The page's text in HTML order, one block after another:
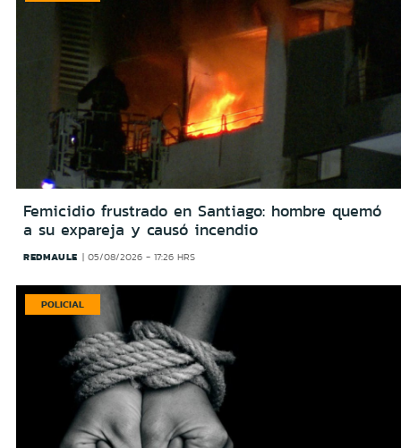
Femicidio frustrado en Santiago: hombre quemó
a su expareja y causó incendio
REDMAULE 05/08/2026 - 17:26 HRS
POLICIAL